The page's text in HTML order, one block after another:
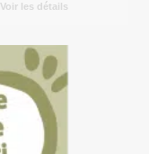
Voir les détails